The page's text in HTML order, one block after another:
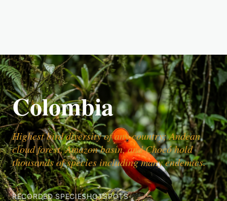
Colombia
Highest bird diversity of any country; Andean
cloud forest, Amazon basin, and Chocó hold
thousands of species including many endemics.
RECORDED SPECIESHOTSPOTS